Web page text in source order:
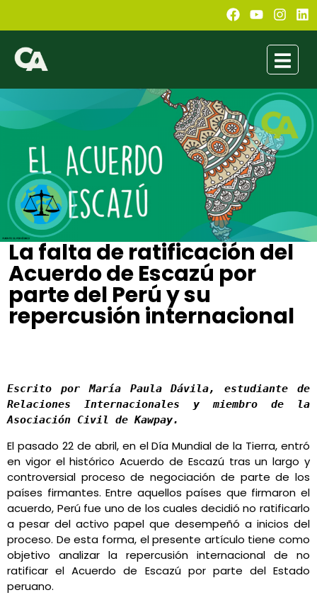
La falta de ratificación del
Acuerdo de Escazú por
parte del Perú y su
repercusión internacional
Escrito por María Paula Dávila, estudiante de
Relaciones Internacionales y miembro de la
Asociación Civil de Kawpay.
El pasado 22 de abril, en el Día Mundial de la Tierra, entró
en vigor el histórico Acuerdo de Escazú tras un largo y
controversial proceso de negociación de parte de los
países firmantes. Entre aquellos países que firmaron el
acuerdo, Perú fue uno de los cuales decidió no ratificarlo
a pesar del activo papel que desempeñó a inicios del
proceso. De esta forma, el presente artículo tiene como
objetivo analizar la repercusión internacional de no
ratificar el Acuerdo de Escazú por parte del Estado
peruano.